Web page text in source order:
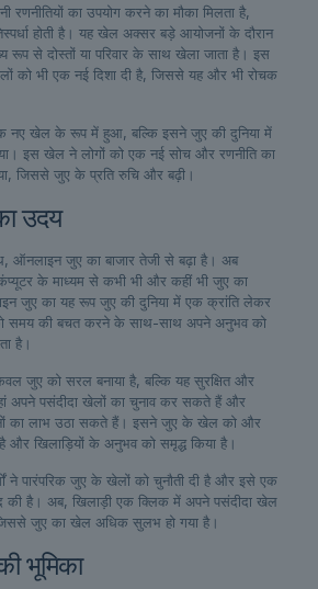
रणनीतियों का उपयोग करने का मौका मिलता है,
होती है। यह खेल अक्सर बड़े आयोजनों के दौरान
से दोस्तों या परिवार के साथ खेला जाता है। इस
को भी एक नई दिशा दी है, जिससे यह और भी रोचक
नए खेल के रूप में हुआ, बल्कि इसने जुए की दुनिया में
इस खेल ने लोगों को एक नई सोच और रणनीति का
जिससे जुए के प्रति रुचि और बढ़ी।
उदय
ऑनलाइन जुए का बाजार तेजी से बढ़ा है। अब
कंप्यूटर के माध्यम से कभी भी और कहीं भी जुए का
जुए का यह रूप जुए की दुनिया में एक क्रांति लेकर
समय की बचत करने के साथ-साथ अपने अनुभव को
है।
जुए को सरल बनाया है, बल्कि यह सुरक्षित और
अपने पसंदीदा खेलों का चुनाव कर सकते हैं और
का लाभ उठा सकते हैं। इसने जुए के खेल को और
और खिलाड़ियों के अनुभव को समृद्ध किया है।
ने पारंपरिक जुए के खेलों को चुनौती दी है और इसे एक
की है। अब, खिलाड़ी एक क्लिक में अपने पसंदीदा खेल
जुए का खेल अधिक सुलभ हो गया है।
भूमिका